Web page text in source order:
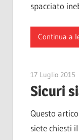
spacciato
Continua a
17 Luglio 2015
Sicuri
Questo
siete chiesti